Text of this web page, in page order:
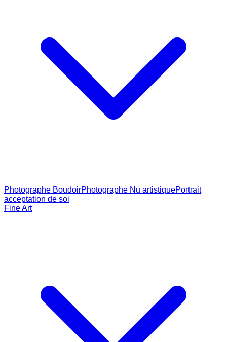
Photographe BoudoirPhotographe Nu artistiquePortrait
acceptation de soi
Fine Art